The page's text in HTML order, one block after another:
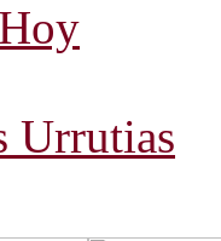
Urrutias